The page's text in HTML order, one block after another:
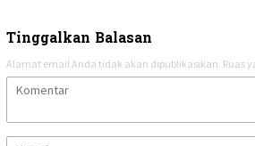
Tinggalkan Balasan
Alamat email Anda tidak akan dipublikasikan. Ruas